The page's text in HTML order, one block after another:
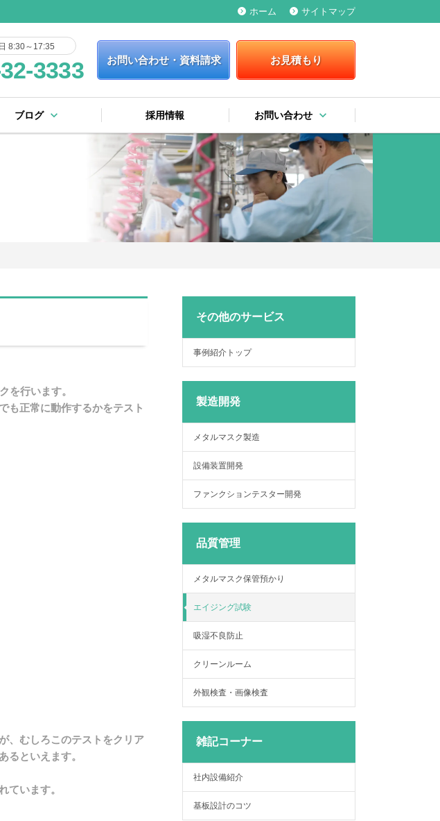
keyboard_arrow_right ホーム keyboard_arrow_right サイトマップ
8:30～17:35
3333 お問い合わせ・資料請求 お見積もり
ブログ keyboard_arrow_down 採用情報 お問い合わせ keyboard_arrow_down
keyboard_arrow_rightお問い合わせ・資料請求
keyboard_arrow_rightお見積もり
keyboard_arrow_right弊社への提案
を行います。
も正常に動作するかをテスト
、むしろこのテストをクリア
るといえます。
ています。
その他のサービス
事例紹介トップ
製造開発
メタルマスク製造
設備装置開発
ファンクションテスター開発
品質管理
メタルマスク保管預かり
エイジング試験
吸湿不良防止
クリーンルーム
外観検査・画像検査
雑記コーナー
社内設備紹介
基板設計のコツ